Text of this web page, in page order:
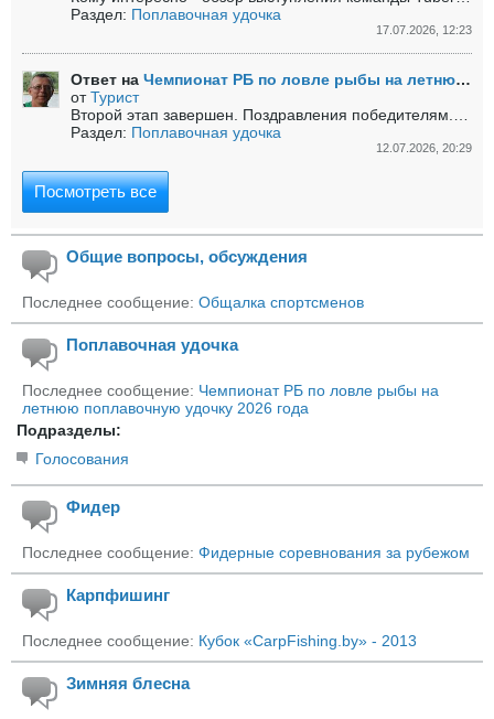
Раздел: Поплавочная удочка
17.07.2026, 12:23
Ответ на Чемпионат РБ по ловле рыбы на летнюю поплавочную удочку 2026 года
отТурист
Второй этап завершен.
Поздравления победителям.
Раздел: Поплавочная удочка
12.07.2026, 20:29
Посмотреть все
Общие вопросы, обсуждения
Последнее сообщение: Общалка спортсменов
Поплавочная удочка
Последнее сообщение: Чемпионат РБ по ловле рыбы на
летнюю поплавочную удочку 2026 года
Подразделы:
Голосования
Фидер
Последнее сообщение: Фидерные соревнования за рубежом
Карпфишинг
Последнее сообщение: Кубок «CarpFishing.by» - 2013
Зимняя блесна